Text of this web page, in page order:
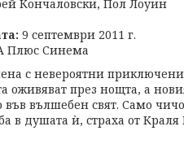
Кончаловски, Пол Лоуин
9 септември 2011 г.
Плюс Синема
с невероятни
оживяват през нощта, а
вълшебен свят. Само
в душата ѝ, страха от